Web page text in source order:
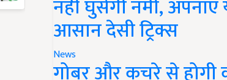
नहीं घुसेगी नमी, अपनाएं
आसान देसी ट्रिक्स
News